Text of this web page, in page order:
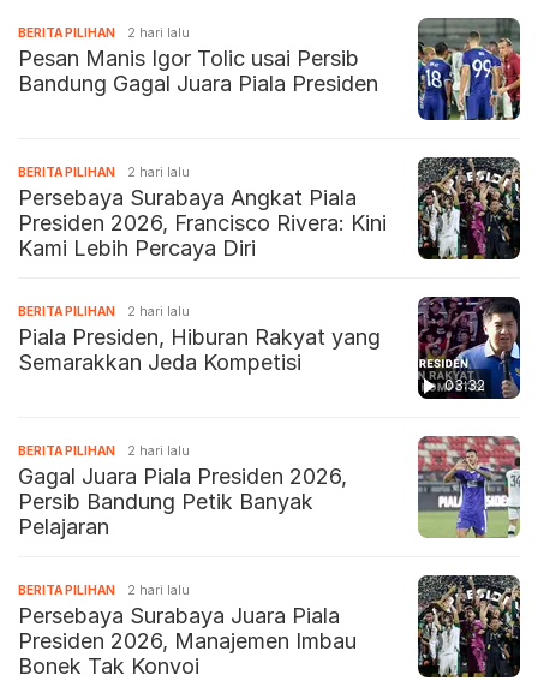
BERITA PILIHAN 2 hari lalu
Pesan Manis Igor Tolic usai Persib
Bandung Gagal Juara Piala Presiden
BERITA PILIHAN 2 hari lalu
Persebaya Surabaya Angkat Piala
Presiden 2026, Francisco Rivera: Kini
Kami Lebih Percaya Diri
03:32
BERITA PILIHAN 2 hari lalu
Piala Presiden, Hiburan Rakyat yang
Semarakkan Jeda Kompetisi
BERITA PILIHAN 2 hari lalu
Gagal Juara Piala Presiden 2026,
Persib Bandung Petik Banyak
Pelajaran
BERITA PILIHAN 2 hari lalu
Persebaya Surabaya Juara Piala
Presiden 2026, Manajemen Imbau
Bonek Tak Konvoi